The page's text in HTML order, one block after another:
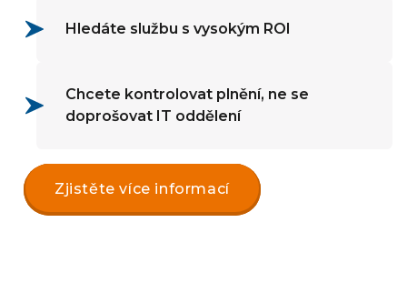
Hledáte službu s vysokým ROI
Chcete kontrolovat plnění, ne se
doprošovat IT oddělení
Zjistěte více informací